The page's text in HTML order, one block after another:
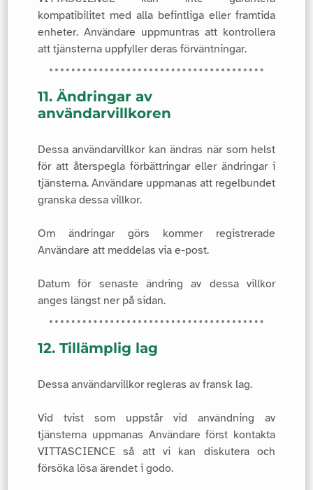
kompatibilitet med alla befintliga eller framtida
enheter. Användare uppmuntras att kontrollera
att tjänsterna uppfyller deras förväntningar.
11. Ändringar av
användarvillkoren
Dessa användarvillkor kan ändras när som helst
för att återspegla förbättringar eller ändringar i
tjänsterna. Användare uppmanas att regelbundet
granska dessa villkor.
Om ändringar görs kommer registrerade
Användare att meddelas via e-post.
Datum för senaste ändring av dessa villkor
anges längst ner på sidan.
12. Tillämplig lag
Dessa användarvillkor regleras av fransk lag.
Vid tvist som uppstår vid användning av
tjänsterna uppmanas Användare först kontakta
VITTASCIENCE så att vi kan diskutera och
försöka lösa ärendet i godo.